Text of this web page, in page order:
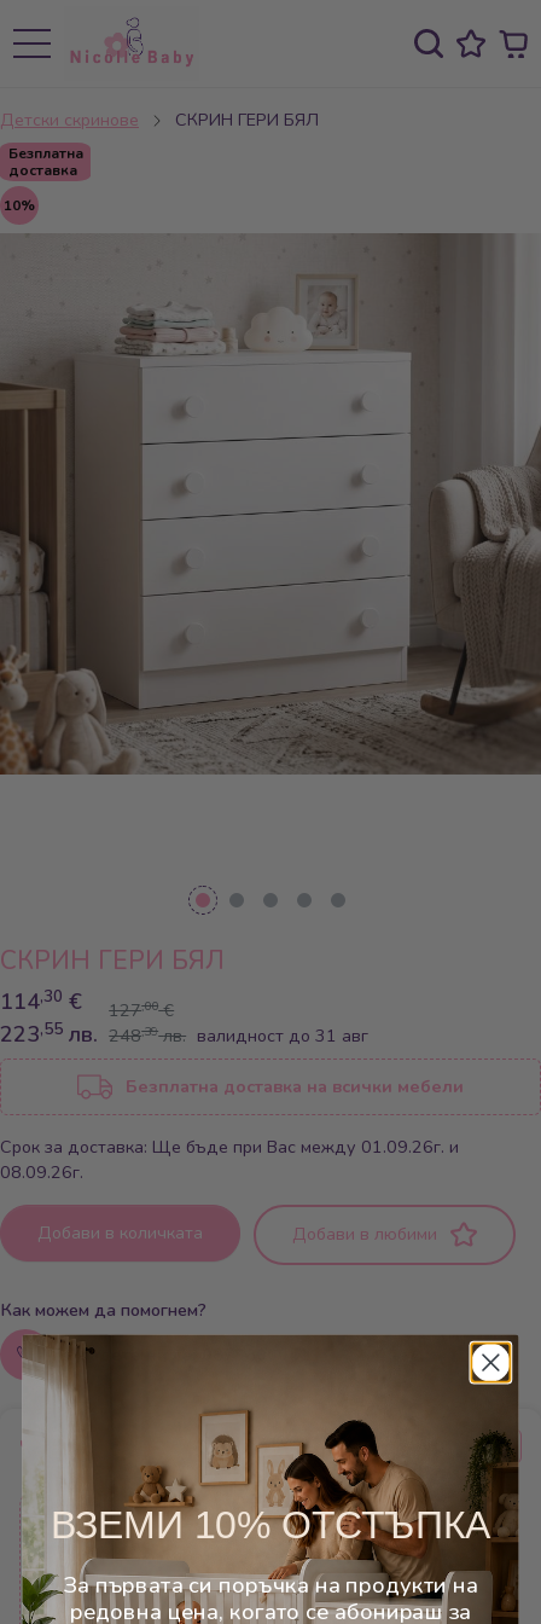
Детски скринове СКРИН ГЕРИ БЯЛ
Безплатна
доставка
10%
СКРИН ГЕРИ БЯЛ
114,30 €
223,55 лв.
127,00 €
248,39 лв. валидност до 31 авг
Безплатна доставка на всички мебели
Срок за доставка: Ще бъде при Вас между 01.09.26г. и
08.09.26г.
Добави в количката Добави в любими
Как можем да помогнем?
Обадете ни се: 0879800041
Често купувани заедно
Безплатна
доставка
10%
Безплатна
доставка
16%
ВЗЕМИ 10% ОТСТЪПКА
За първата си поръчка на продукти на
редовна цена, когато се абонираш за